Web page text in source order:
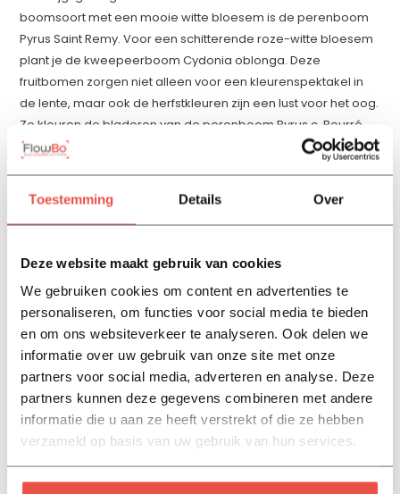
Toestemming Details Over
Deze website maakt gebruik van cookies
We gebruiken cookies om content en advertenties te
personaliseren, om functies voor social media te bieden
en om ons websiteverkeer te analyseren. Ook delen we
informatie over uw gebruik van onze site met onze
partners voor social media, adverteren en analyse. Deze
partners kunnen deze gegevens combineren met andere
informatie die u aan ze heeft verstrekt of die ze hebben
verzameld op basis van uw gebruik van hun services.
boomsoort met een mooie witte bloesem is de perenboom
Pyrus Saint Remy. Voor een schitterende roze-witte bloesem
plant je de kweepeerboom Cydonia oblonga. Deze
fruitbomen zorgen niet alleen voor een kleurenspektakel in
de lente, maar ook de herfstkleuren zijn een lust voor het oog.
Zo kleuren de bladeren van de perenboom Pyrus c. Beurré
Hardy in het najaar prachtig rood.
Welke perenbomen leveren de lekkerste
handperen?
Ben je een echte liefhebber van fruit? Dan wil je de
bloesem, maar vooral ook vanwege de zoetsappige
peertjes die eraan groeien. Welke perenboom is dan het
meest geschikt? Je hebt verschillende opties. Een daarvan is
de ‘Pyrus Conferance’. Deze boom levert grote handperen
met een lekkere smaak. Een groot voordeel van deze peren
is dat je ze lang kunt bewaren. De peren zijn halverwege
september rijp voor de pluk. Een andere aanrader is de
‘Pyrus communis Beurré hardy’. Deze perenbomen hebben
namelijk middelgrote, zoete en sappige peren. Daarnaast
pluk je ook van de ‘Pyrus Saint Remy’ en de ‘Pyrus Doyenne du
Comice’ heerlijke handperen.